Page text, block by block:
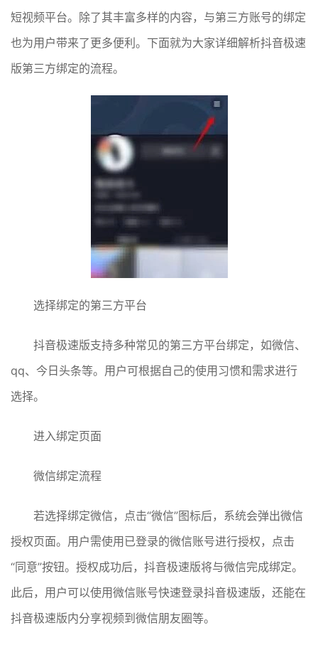
短视频平台。除了其丰富多样的内容，与第三方账号的绑定
也为用户带来了更多便利。下面就为大家详细解析抖音极速
版第三方绑定的流程。
选择绑定的第三方平台
抖音极速版支持多种常见的第三方平台绑定，如微信、
qq、今日头条等。用户可根据自己的使用习惯和需求进行
选择。
进入绑定页面
微信绑定流程
若选择绑定微信，点击“微信”图标后，系统会弹出微信
授权页面。用户需使用已登录的微信账号进行授权，点击
“同意”按钮。授权成功后，抖音极速版将与微信完成绑定。
此后，用户可以使用微信账号快速登录抖音极速版，还能在
抖音极速版内分享视频到微信朋友圈等。